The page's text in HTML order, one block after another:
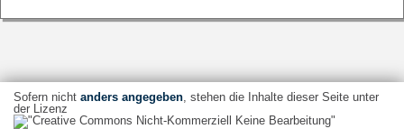
Sofern nicht anders angegeben, stehen die Inhalte dieser Seite unter
der Lizenz